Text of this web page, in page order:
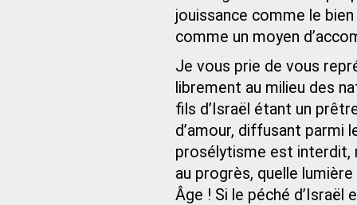
jouissance comme le
comme un moyen
Je vous prie de vous
librement au milieu des
fils d’Israël étant un
d’amour, diffusant parmi
prosélytisme est interdit,
au progrès, quelle
Âge ! Si le péché d’Israël